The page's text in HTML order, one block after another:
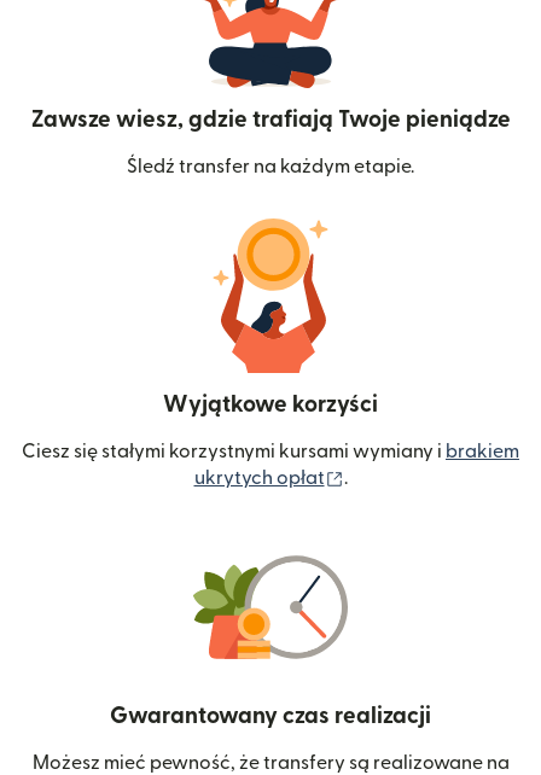
Zawsze wiesz, gdzie trafiają Twoje pieniądze
Śledź transfer na każdym etapie.
Wyjątkowe korzyści
Ciesz się stałymi korzystnymi kursami wymiany i brakiem
ukrytych opłat
.
Gwarantowany czas realizacji
Możesz mieć pewność, że transfery są realizowane na